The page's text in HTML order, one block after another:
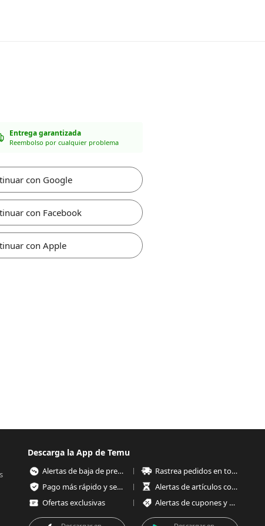
Entrega garantizada
Reembolso por cualquier problema
con Google
con Facebook
con Apple
Descarga la App de Temu
Alertas de baja de precios
Rastrea pedidos en todo momento
Pago más rápido y seguro
Alertas de artículos con poco stock
Ofertas exclusivas
Alertas de cupones y ofertas